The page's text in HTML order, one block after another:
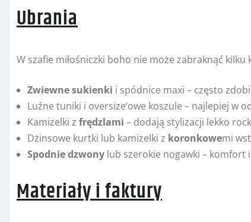
Ubrania
W szafie miłośniczki boho nie może zabraknąć kilku
Zwiewne sukienki i spódnice maxi – często
Luźne tuniki i oversize’owe koszule – najlepiej w
Kamizelki z frędzlami – dodają stylizacji lekko
Dżinsowe kurtki lub kamizelki z koronkowemi
Spodnie dzwony lub szerokie nogawki – komfort
Materiały i faktury